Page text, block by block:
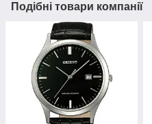
Подібні товари компанії